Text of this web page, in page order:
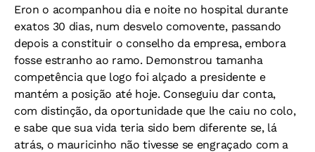
Eron o acompanhou dia e noite no hospital durante
exatos 30 dias, num desvelo comovente, passando
depois a constituir o conselho da empresa, embora
fosse estranho ao ramo. Demonstrou tamanha
competência que logo foi alçado a presidente e
mantém a posição até hoje. Conseguiu dar conta,
com distinção, da oportunidade que lhe caiu no colo,
e sabe que sua vida teria sido bem diferente se, lá
atrás, o mauricinho não tivesse se engraçado com a